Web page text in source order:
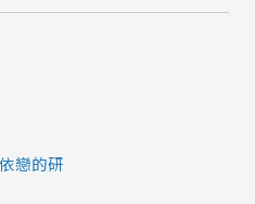
戀的研